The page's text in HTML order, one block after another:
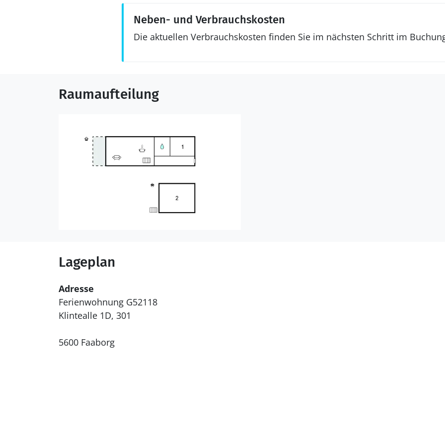
Neben- und Verbrauchskosten
Die aktuellen Verbrauchskosten finden Sie im nächsten Schritt im
Raumaufteilung
Lageplan
Adresse
Ferienwohnung G52118
Klintealle 1D, 301
5600 Faaborg